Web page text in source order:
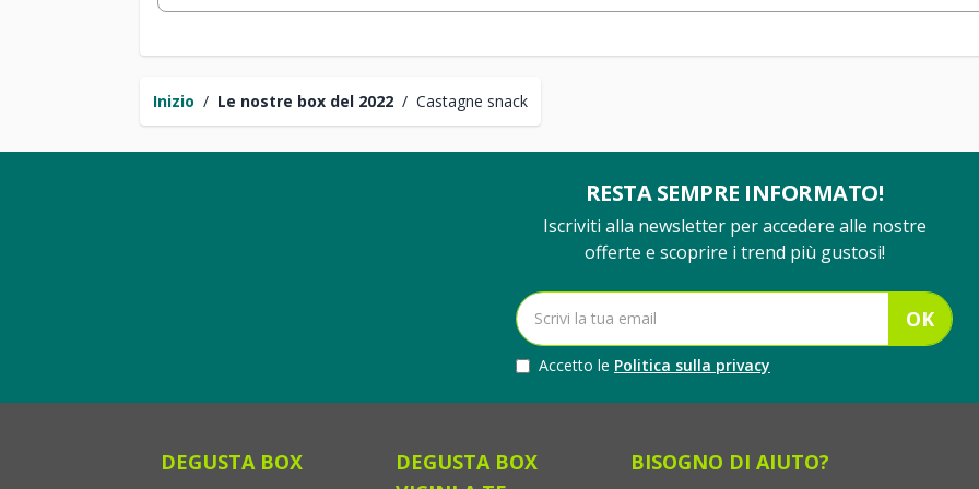
Inizio / Le nostre box del 2022 / Castagne snack
RESTA SEMPRE INFORMATO!
Iscriviti alla newsletter per accedere alle nostre
offerte e scoprire i trend più gustosi!
OK
Accetto le Politica sulla privacy
DEGUSTA BOX
DEGUSTA BOX
BISOGNO DI AIUTO?